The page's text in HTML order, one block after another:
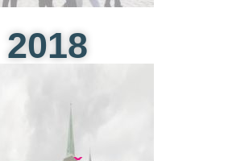
2018